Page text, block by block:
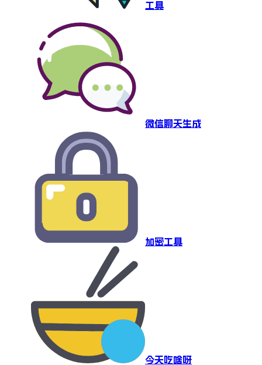
工具
微信聊天生成
加密工具
今天吃啥呀